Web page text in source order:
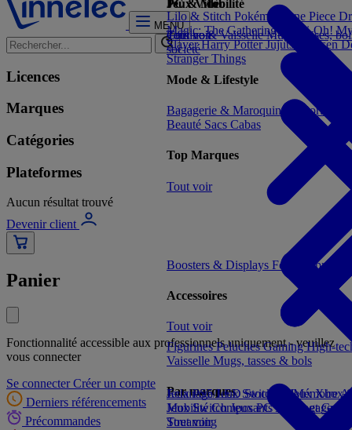
MENU
Licences
Marques
Catégories
Plateformes
Aucun résultat trouvé
Devenir client
Panier
Fonctionnalité accessible aux professionnels uniquement - veuillez
vous connecter
Se connecter Créer un compte
Derniers référencements
Précommandes
FigurinesPeluchesGamingHigh-
Vaisselle Mugs, tasses & bols
Par marques
Tout voir
Jeux Vidéo
Tout voir
Jeux PS5Jeux Switch 2 Jeux Xbox
Jeux SwitchJeux PCLivres et
Cuisine & VaisselleMugs, tasses,
société
Mode & Lifestyle
Bagagerie & Maroquinerie
Porte-
Beauté Sacs Cabas
Top Marques
Tout voir
Boosters & Displays Formats prêts
Accessoires
Tout voir
PC & Mobilité
Tout voir
Eclairage/LEDStockage/Mémoire
MobilitéComposants PC
Streaming
Lilo & Stitch Pokémon One Piece
Magic: The Gathering Yu-Gi-Oh!
SlayerHarry PotterJujutsu Kaisen
Stranger Things